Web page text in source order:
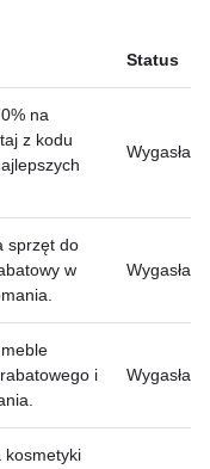
Status
na
z kodu
Wygasła
sprzęt do
w
Wygasła
i
Wygasła
kosmetyki